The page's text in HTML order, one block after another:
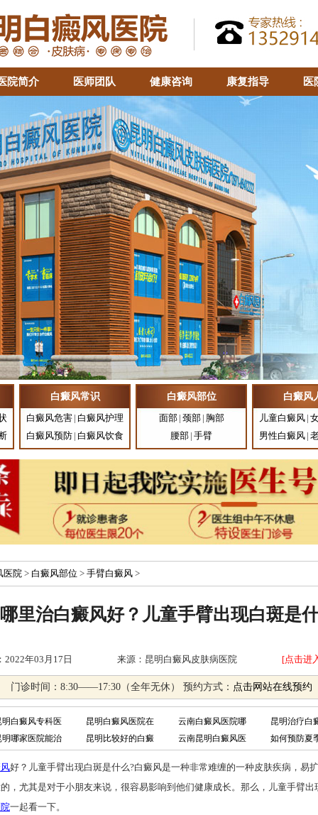
院简介 医师团队 健康咨询 康复指导 医
白癜风常识
白癜风危害 | 白癜风护理
白癜风预防 | 白癜风饮食
白癜风部位
面部 | 颈部 | 胸部
腰部 | 手臂
白癜风
儿童白癜风 |
男性白癜风 |
医院 > 白癜风部位 > 手臂白癜风 >
里治白癜风好？儿童手臂出现白斑是
：2022年03月17日 来源：昆明白癜风皮肤病医院 [点击进
门诊时间：8:30——17:30（全年无休） 预约方式： 点击网站在线预约
明白癜风专科医 昆明白癜风医院在 云南白癜风医院哪
昆明治疗白
明哪家医院能治
昆明比较好的白癜 云南昆明白癜风医 如何预防夏
好？儿童手臂出现白斑是什么?白癜风是一种非常难缠的一种皮肤疾病，易
，尤其是对于小朋友来说，很容易影响到他们健康成长。那么，儿童手臂出
一起看一下。